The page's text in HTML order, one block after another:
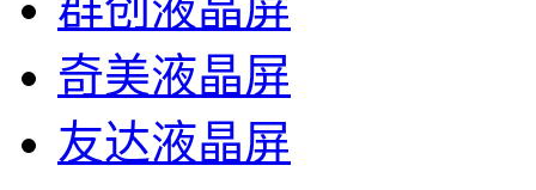
奇美液晶屏
友达液晶屏